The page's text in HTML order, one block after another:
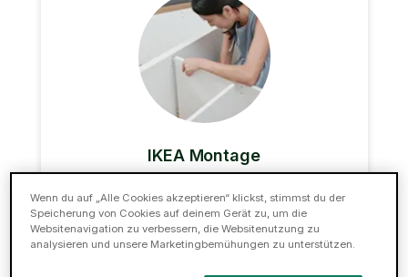
IKEA Montage
zusammenbauen zu müssen? Wir können deinen
Schreibtisch, dein Bett, deinen Schrank oder dein
Bücherregal zusammenbauen.
Wenn du auf „Alle Cookies akzeptieren“ klickst, stimmst du der
Speicherung von Cookies auf deinem Gerät zu, um die
Websitenavigation zu verbessern, die Websitenutzung zu
analysieren und unsere Marketingbemühungen zu unterstützen.